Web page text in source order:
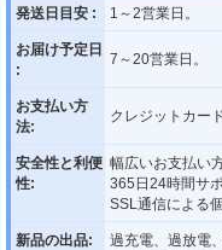
発送日目安 : 1～2営業日。
お届け予定日
:
7～20営業日。
お支払い方
法:
クレジットカー
安全性と利便
性:
幅広いお支払い
365日24時間サ
SSL通信による
新品の出品:
過充電、過放電